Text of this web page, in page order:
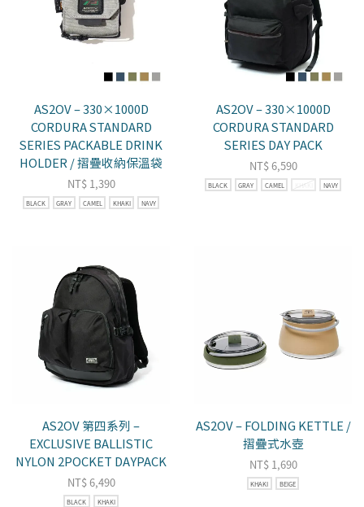
AS2OV – 330×1000D
CORDURA STANDARD
SERIES PACKABLE DRINK
HOLDER / 摺疊收納保溫袋
NT$1,390
BLACK GRAY CAMEL KHAKI NAVY
AS2OV – 330×1000D
CORDURA STANDARD
SERIES DAY PACK
NT$6,590
BLACK GRAY CAMEL KHAKI NAVY
AS2OV 第四系列 –
EXCLUSIVE BALLISTIC
NYLON 2POCKET DAYPACK
NT$6,490
BLACK KHAKI
AS2OV – FOLDING KETTLE /
摺疊式水壺
NT$1,690
KHAKI BEIGE